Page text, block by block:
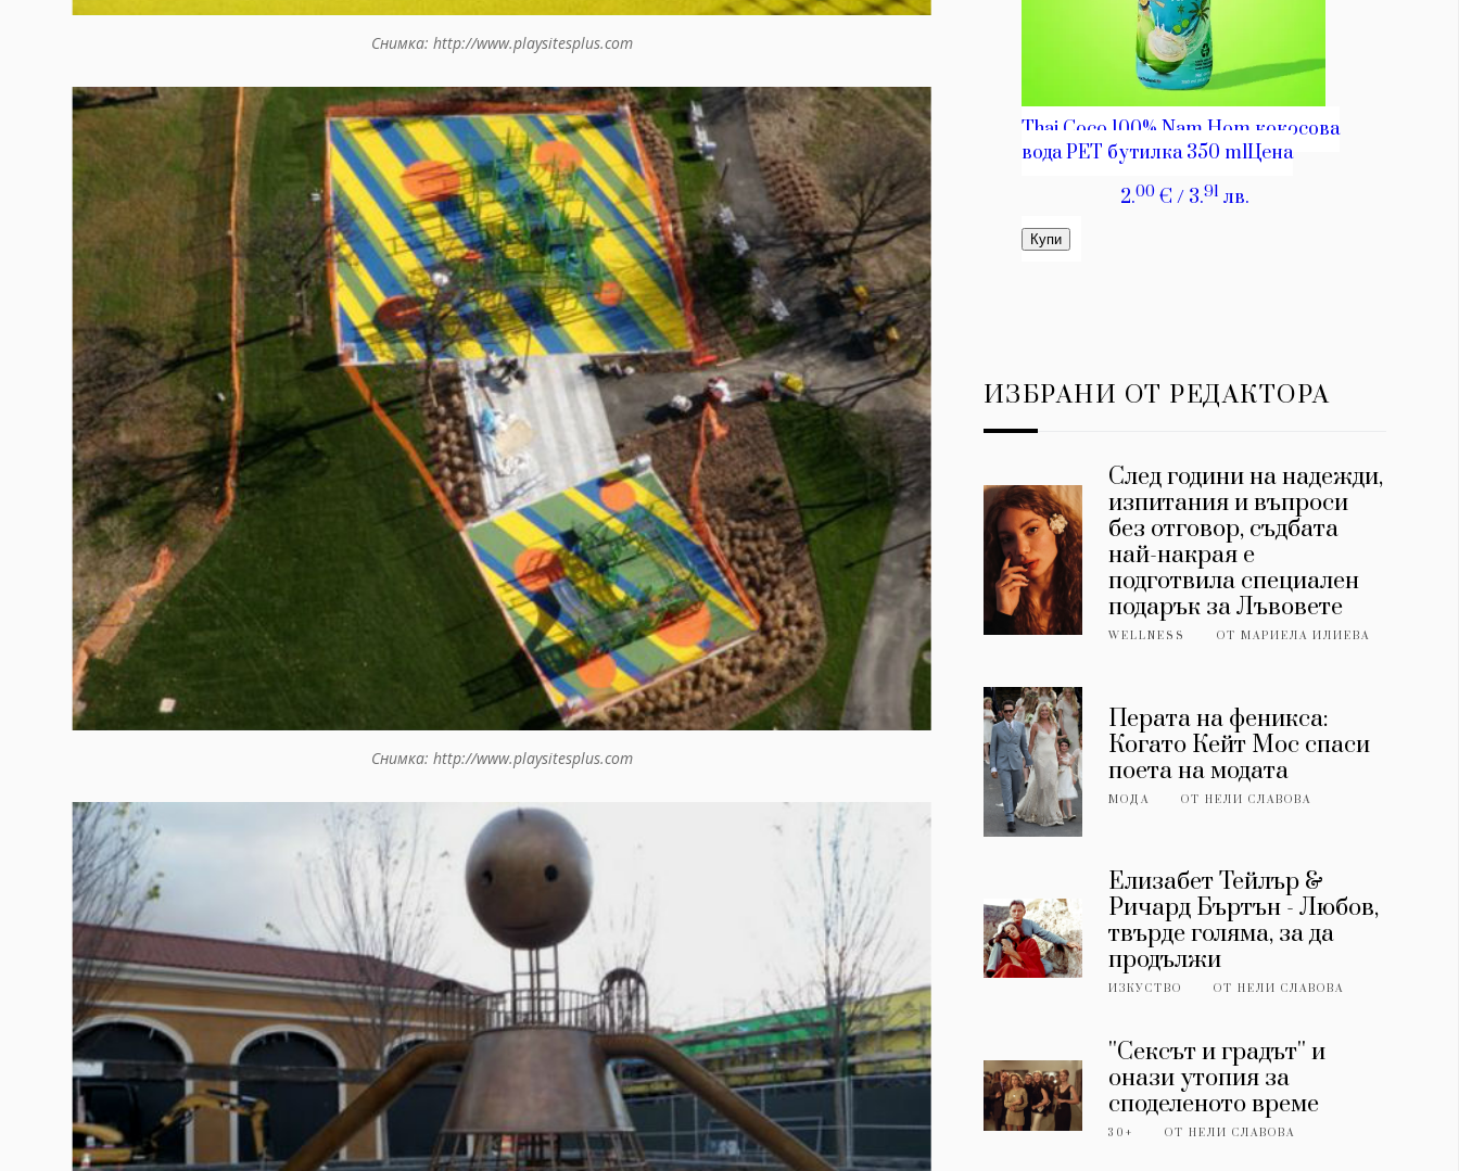
Снимка: http://www.playsitesplus.com
Снимка: http://www.playsitesplus.com
ИЗБРАНИ ОТ РЕДАКТОРА
След години на надежди,
изпитания и въпроси
без отговор, съдбата
най-накрая е
подготвила специален
подарък за Лъвовете
WELLNESS ОТМАРИЕЛА ИЛИЕВА
Перата на феникса:
Когато Кейт Мос спаси
поета на модата
МОДА ОТНЕЛИ СЛАВОВА
Елизабет Тейлър &
Ричард Бъртън - Любов,
твърде голяма, за да
продължи
ИЗКУСТВО ОТНЕЛИ СЛАВОВА
''Сексът и градът'' и
онази утопия за
споделеното време
30+ ОТНЕЛИ СЛАВОВА